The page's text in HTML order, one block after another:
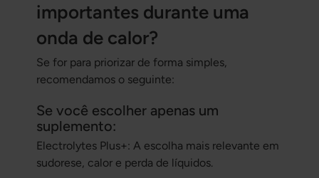
importantes durante uma
onda de calor?
Se for para priorizar de forma simples,
recomendamos o seguinte:
Se você escolher apenas um
suplemento:
Electrolytes Plus+: A escolha mais relevante em
sudorese, calor e perda de líquidos.